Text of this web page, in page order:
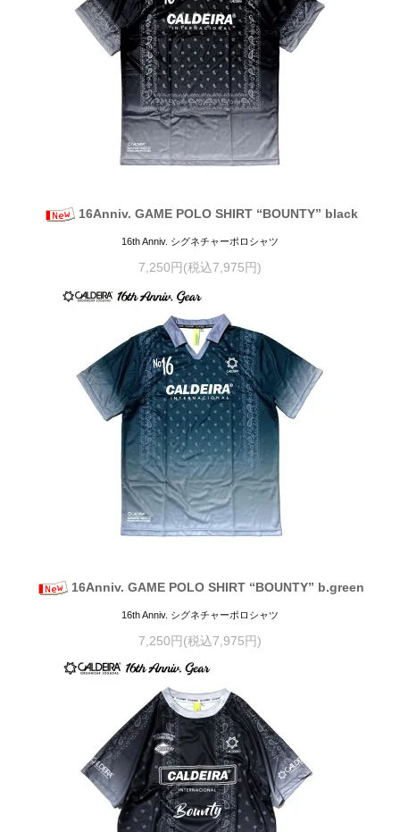
16Anniv. GAME POLO SHIRT “BOUNTY” black
16th Anniv. シグネチャーポロシャツ
7,250円(税込7,975円)
16Anniv. GAME POLO SHIRT “BOUNTY” b.green
16th Anniv. シグネチャーポロシャツ
7,250円(税込7,975円)